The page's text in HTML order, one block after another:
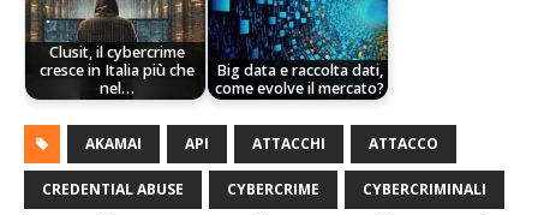
Clusit, il cybercrime
cresce in Italia più che
nel…
Big data e raccolta dati,
come evolve il mercato?
AKAMAI API ATTACCHI ATTACCO
CREDENTIAL ABUSE CYBERCRIME CYBERCRIMINALI